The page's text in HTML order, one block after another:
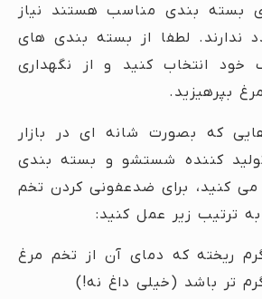
بسته بندی مناسب هستند نیاز
لطفا از بسته بندی های
انتخاب کنید و از نگهداری
بپرهیزید.
که بصورت شانه ای در بازار
کننده شستشو و بسته بندی
کنید، برای ضدعفونی کردن تخم
به ترتیب زیر عمل کنید:
ریخته که دمای آن از تخم مرغ
تر باشد (خیلی داغ نه!)